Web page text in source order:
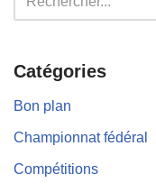
Catégories
Bon plan
Championnat fédéral
Compétitions